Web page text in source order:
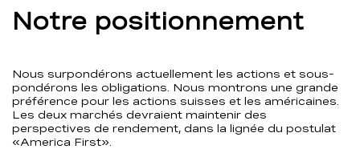
Notre positionnement
Nous surpondérons actuellement les actions et sous-
pondérons les obligations. Nous montrons une grande
préférence pour les actions suisses et les américaines.
Les deux marchés devraient maintenir des
perspectives de rendement, dans la lignée du postulat
«America First».